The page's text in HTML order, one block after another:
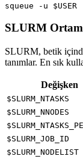
squeue -u $USER
SLURM
SLURM, betik
tanımlar. En sık
Değişken
$SLURM_NTASKS
$SLURM_NNODES
$SLURM_JOB_ID
$SLURM_NODELIST